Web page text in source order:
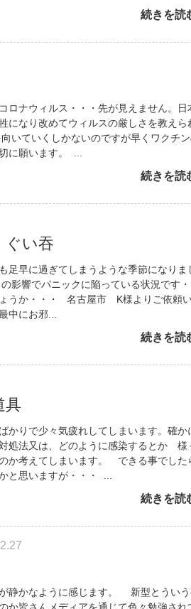
続きを読
ロナウィルス・・・先が見えません。日
になり改めてウィルスの厳しさを教えら
いていくしかないのですが早くワクチ
に願います。 ...
続きを読
い吞
足早に過ぎてしまうような季節になりま
影響でパニックに陥っている状況です・
うか・・・ 名古屋市 K様よりご依頼
中にお邪...
続きを読
かりで少々気疲れしてしまいます。確か
処法又は、どのように感染するとか 様
か考えてしまいます。 できる事でした
と思いますが・・・ ...
続きを読
静かなように感じます。 新型とうい